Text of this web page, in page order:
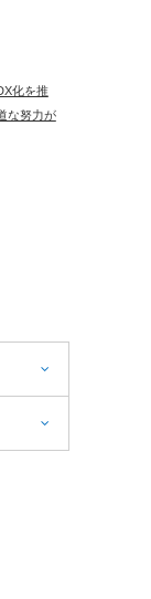
化を推
な努力が